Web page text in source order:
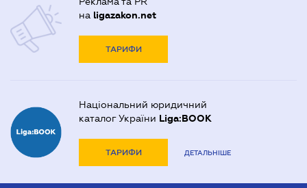
на ligazakon.net
ТАРИФИ
Національний юридичний
каталог України Liga:BOOK
ТАРИФИ ДЕТАЛЬНІШЕ